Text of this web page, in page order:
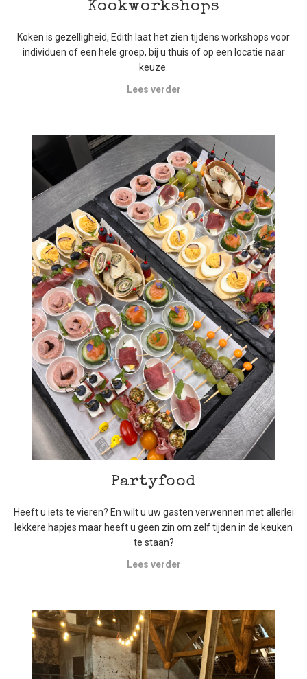
Kookworkshops
Koken is gezelligheid, Edith laat het zien tijdens workshops voor
individuen of een hele groep, bij u thuis of op een locatie naar
keuze.
Lees verder
Partyfood
Heeft u iets te vieren? En wilt u uw gasten verwennen met allerlei
lekkere hapjes maar heeft u geen zin om zelf tijden in de keuken
te staan?
Lees verder